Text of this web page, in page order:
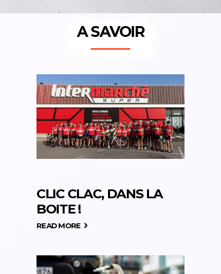
A SAVOIR
CLIC CLAC, DANS LA
BOITE !
READ MORE